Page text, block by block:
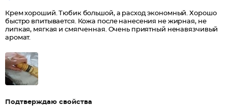
Крем хороший. Тюбик большой, а расход экономный. Хорошо
быстро впитывается. Кожа после нанесения не жирная, не
липкая, мягкая и смягченная. Очень приятный ненавязчивый
аромат.
Подтверждаю свойства